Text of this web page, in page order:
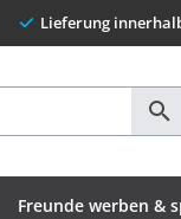
Lieferung
Freunde werben &